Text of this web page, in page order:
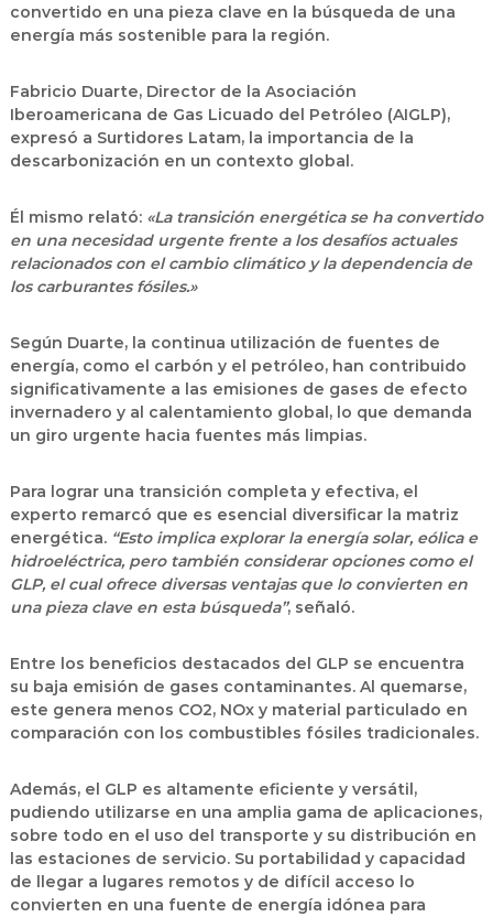
convertido en una pieza clave en la búsqueda de una
energía más sostenible para la región.
Fabricio Duarte, Director de la Asociación
Iberoamericana de Gas Licuado del Petróleo (AIGLP),
expresó a Surtidores Latam, la importancia de la
descarbonización en un contexto global.
Él mismo relató: «La transición energética se ha convertido
en una necesidad urgente frente a los desafíos actuales
relacionados con el cambio climático y la dependencia de
los carburantes fósiles.»
Según Duarte, la continua utilización de fuentes de
energía, como el carbón y el petróleo, han contribuido
significativamente a las emisiones de gases de efecto
invernadero y al calentamiento global, lo que demanda
un giro urgente hacia fuentes más limpias.
Para lograr una transición completa y efectiva, el
experto remarcó que es esencial diversificar la matriz
energética.“Esto implica explorar la energía solar, eólica e
hidroeléctrica, pero también considerar opciones como el
GLP, el cual ofrece diversas ventajas que lo convierten en
una pieza clave en esta búsqueda”, señaló.
Entre los beneficios destacados del GLP se encuentra
su baja emisión de gases contaminantes. Al quemarse,
este genera menos CO2, NOx y material particulado en
comparación con los combustibles fósiles tradicionales.
Además, el GLP es altamente eficiente y versátil,
pudiendo utilizarse en una amplia gama de aplicaciones,
sobre todo en el uso del transporte y su distribución en
las estaciones de servicio. Su portabilidad y capacidad
de llegar a lugares remotos y de difícil acceso lo
convierten en una fuente de energía idónea para